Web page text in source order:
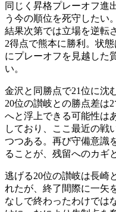
同じく昇格プレーオフ進
う今の順位を死守したい
結果次第では立場を逆転
2得点で熊本に勝利。状
にプレーオフを見越した
い。
金沢と同勝点で21位に沈
20位の讃岐との勝点差は
へと浮上できる可能性は
しており、ここ最近の戦
つつある。再び守備意識
ることが、残留へのカギ
逃げる20位の讃岐は長崎
れたが、終了間際に一矢
なしで終わったわけでは